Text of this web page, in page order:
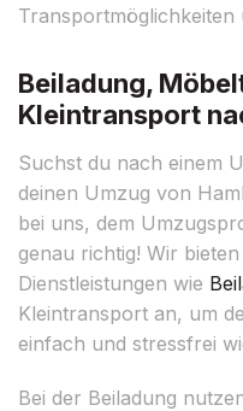
Transportmöglichkeiten
Beiladung,
Kleintransport
Suchst du nach einem
deinen Umzug von
bei uns, dem
genau richtig! Wir
Dienstleistungen wie
Kleintransport an, um
einfach und stressfrei
Bei der Beiladung